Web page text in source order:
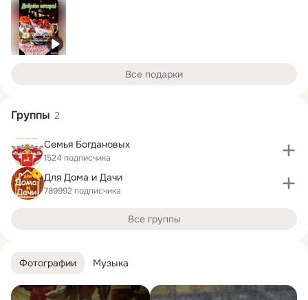
Фотографии Музыка
Все подарки
Группы 2
Семья Богдановых
1524 подписчика
Для Дома и Дачи
789992 подписчика
Все группы